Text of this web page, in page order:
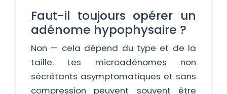
Faut-il toujours opérer un
adénome hypophysaire ?
Non — cela dépend du type et de la
taille. Les microadénomes non
sécrétants asymptomatiques et sans
compression peuvent souvent être